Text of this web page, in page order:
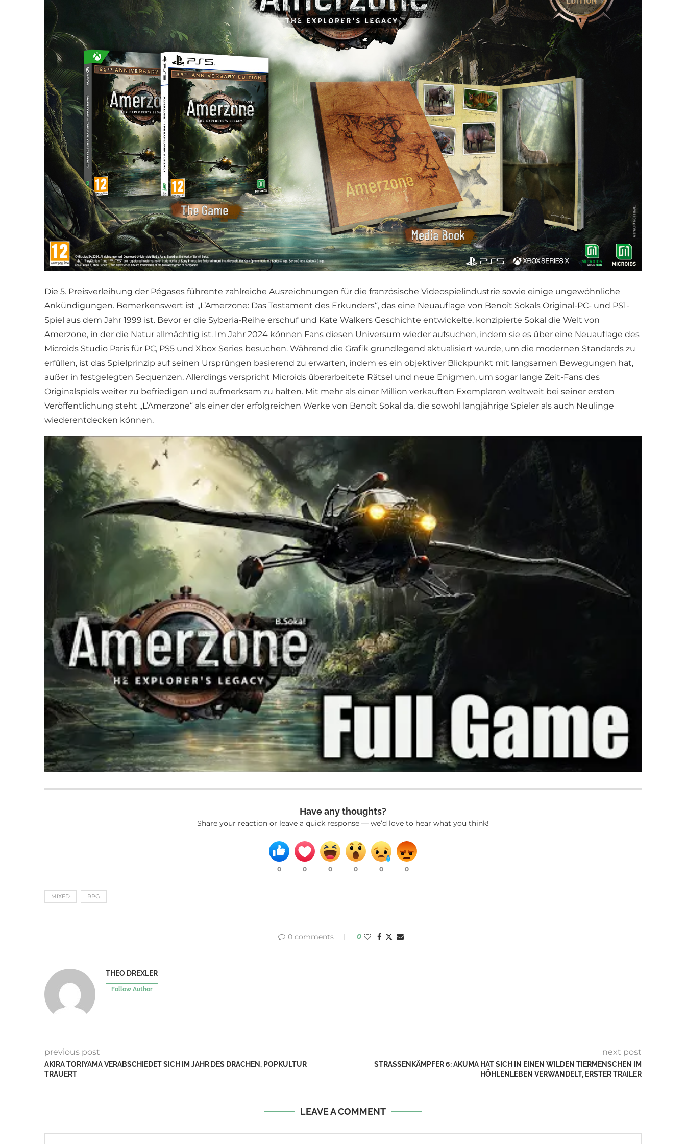
Die 5. Preisverleihung der Pégases führente zahlreiche Auszeichnungen für die französische Videospielindustrie sowie einige ungewöhnliche
Ankündigungen. Bemerkenswert ist „L’Amerzone: Das Testament des Erkunders“, das eine Neuauflage von Benoît Sokals Original-PC- und PS1-
Spiel aus dem Jahr 1999 ist. Bevor er die Syberia-Reihe erschuf und Kate Walkers Geschichte entwickelte, konzipierte Sokal die Welt von
Amerzone, in der die Natur allmächtig ist. Im Jahr 2024 können Fans diesen Universum wieder aufsuchen, indem sie es über eine Neuauflage des
Microids Studio Paris für PC, PS5 und Xbox Series besuchen. Während die Grafik grundlegend aktualisiert wurde, um die modernen Standards zu
erfüllen, ist das Spielprinzip auf seinen Ursprüngen basierend zu erwarten, indem es ein objektiver Blickpunkt mit langsamen Bewegungen hat,
außer in festgelegten Sequenzen. Allerdings verspricht Microids überarbeitete Rätsel und neue Enigmen, um sogar lange Zeit-Fans des
Originalspiels weiter zu befriedigen und aufmerksam zu halten. Mit mehr als einer Million verkauften Exemplaren weltweit bei seiner ersten
Veröffentlichung steht „L’Amerzone“ als einer der erfolgreichen Werke von Benoît Sokal da, die sowohl langjährige Spieler als auch Neulinge
wiederentdecken können.
Have any thoughts?
Share your reaction or leave a quick response — we’d love to hear what you think!
0 0 0 0 0 0
MIXED RPG
0 comments 0
THEO DREXLER
Follow Author
previous post
AKIRA TORIYAMA VERABSCHIEDET SICH IM JAHR DES DRACHEN, POPKULTUR
TRAUERT
next post
STRASSENKÄMPFER 6: AKUMA HAT SICH IN EINEN WILDEN TIERMENSCHEN IM H
ÖHLENLEBEN VERWANDELT, ERSTER TRAILER
LEAVE A COMMENT